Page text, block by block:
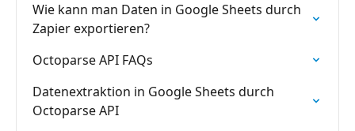
Wie kann man Daten in Google Sheets durch
Zapier exportieren?
Octoparse API FAQs
Datenextraktion in Google Sheets durch
Octoparse API